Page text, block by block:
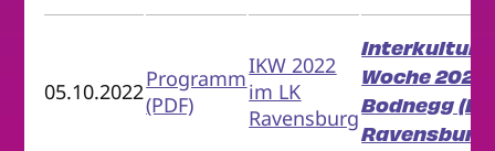
05.10.2022Programm
(PDF)
IKW 2022
im LK
Ravensburg
Woche 2022
Bodnegg (LK
Ravensburg)